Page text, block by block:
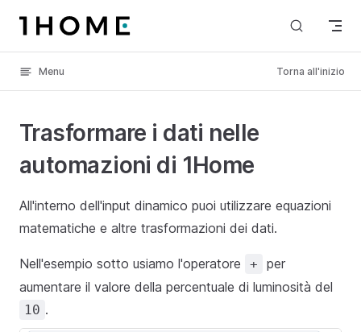
Skip to content
Menu Torna all'inizio
Trasformare i dati nelle
automazioni di 1Home
All'interno dell'input dinamico puoi utilizzare equazioni
matematiche e altre trasformazioni dei dati.
Nell'esempio sotto usiamo l'operatore +
per
aumentare il valore della percentuale di luminosità del
10 .